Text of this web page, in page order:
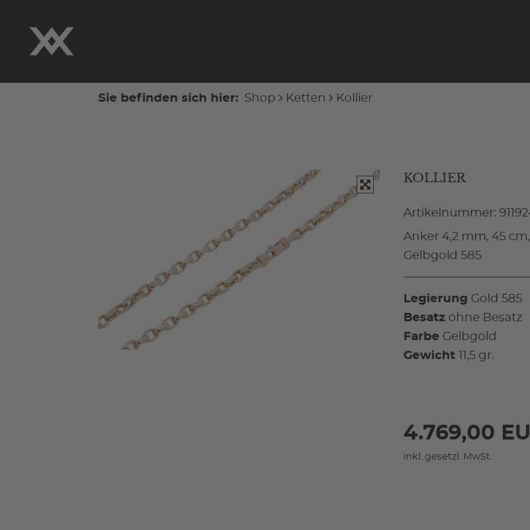
Sie befinden sich hier: Shop Ketten Kollier
KOLLIER
Artikelnummer:
Anker 4,2 mm, 45
Gelbgold 585
Legierung Gold 585
Besatz ohne Besatz
Farbe Gelbgold
Gewicht
11,5 gr.
4.769,00
inkl. gesetzl. MwSt.